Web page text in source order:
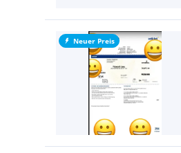
Neuer Preis